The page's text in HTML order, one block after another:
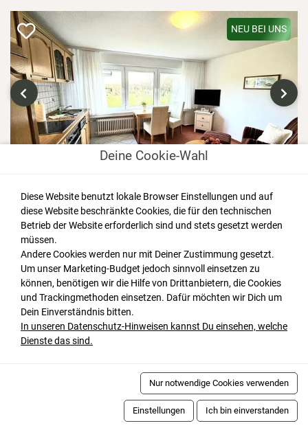
NEU BEI UNS
Sünntuun
Norderney
Ferienwohnung
3 2 60m 2
4.6/5 -4Bewertungen
‹ ›
ZULETZT ANGESEHEN
Deine Cookie-Wahl
Diese Website benutzt lokale Browser Einstellungen und auf
diese Website beschränkte Cookies, die für den technischen
Betrieb der Website erforderlich sind und stets gesetzt werden
müssen.
Andere Cookies werden nur mit Deiner Zustimmung gesetzt.
Um unser Marketing-Budget jedoch sinnvoll einsetzen zu
können, benötigen wir die Hilfe von Drittanbietern, die Cookies
und Trackingmethoden einsetzen. Dafür möchten wir Dich um
Dein Einverständnis bitten.
In unseren Datenschutz-Hinweisen kannst Du einsehen, welche
Dienste das sind.
Nur notwendige Cookies verwenden
Einstellungen Ich bin einverstanden